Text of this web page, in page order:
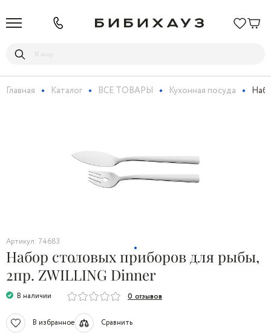
Главная Каталог ВСЕ ТОВАРЫ Кухонная посуда
Артикул: 74683
Набор столовых приборов для рыбы,
2пр. ZWILLING Dinner
В наличии 0 отзывов
В избранное Сравнить